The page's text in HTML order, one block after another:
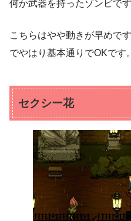
何か武器を持ったゾンビです
こちらはやや動きが早めで
でやはり基本通りでOKです。
セクシー花